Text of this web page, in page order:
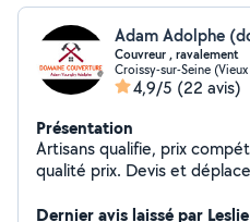
Adam Adolphe
Couvreur , ravalement
Croissy-sur-Seine
4,9/5 (22 avis)
Présentation
Artisans qualifie, prix
qualité prix. Devis et
Dernier avis laissé par